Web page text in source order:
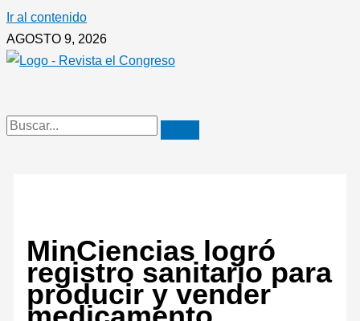
Ir al contenido
AGOSTO 9, 2026
MinCiencias logró
registro sanitario para
producir y vender